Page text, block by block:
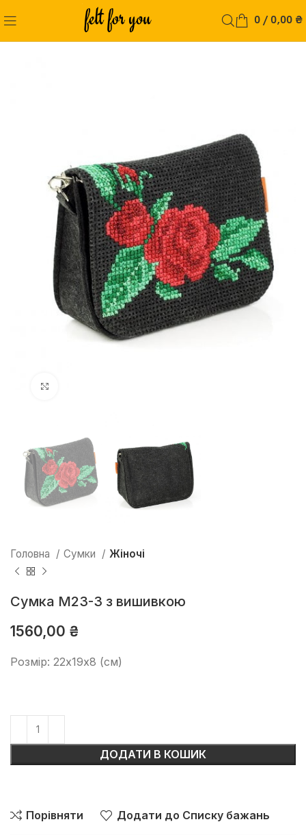
0 / 0,00 ₴
Головна Сумки Жіночі
Сумка М23-3 з вишивкою
1560,00 ₴
Розмір: 22х19х8 (см)
ДОДАТИ В КОШИК
Порівняти Додати до Списку бажань